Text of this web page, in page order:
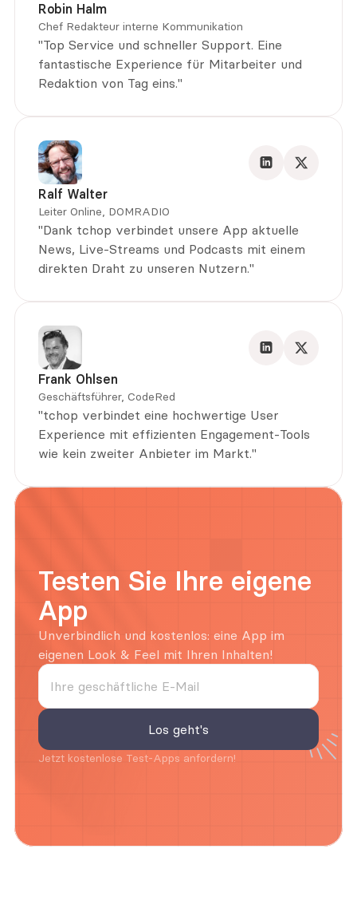
Robin Halm
Chef Redakteur interne Kommunikation
"Top Service und schneller Support. Eine
fantastische Experience für Mitarbeiter und
Redaktion von Tag eins."
Ralf Walter
Leiter Online, DOMRADIO
"Dank tchop verbindet unsere App aktuelle
News, Live-Streams und Podcasts mit einem
direkten Draht zu unseren Nutzern."
Frank Ohlsen
Geschäftsführer, CodeRed
"tchop verbindet eine hochwertige User
Experience mit effizienten Engagement-Tools
wie kein zweiter Anbieter im Markt."
Testen Sie Ihre eigene
App
Unverbindlich und kostenlos: eine App im
eigenen Look & Feel mit Ihren Inhalten!
Jetzt kostenlose Test-Apps anfordern!